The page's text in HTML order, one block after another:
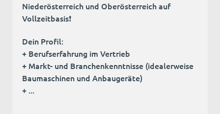
Niederösterreich und Oberösterreich auf
Vollzeitbasis❗
Dein Profil:
+ Berufserfahrung im Vertrieb
+ Markt- und Branchenkenntnisse (idealerweise
Baumaschinen und Anbaugeräte)
+ ...